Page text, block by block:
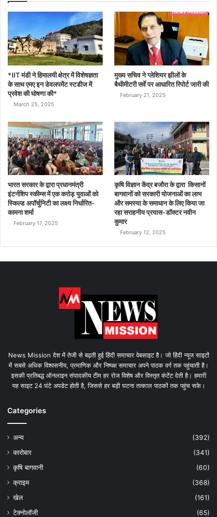
*IIT मंडी ने हिमालयी क्षेत्र में विशेषज्ञता
के साथ एमए इन डेवलपमेंट स्टडीज में
प्रवेश की घोषणा की*
March 25, 2025
मुख्य सचिव ने ग्लेशियर झीलों के
बैथीमीटरी सर्वे पर आधारित रिपोर्ट जारी की
February 21, 2025
भारत सरकार के द्वारा प्रधानमंत्री
इंटर्नशिप स्कीम्स में एक करोड़ युवाओं को
स्किल्ड अपॉर्चुनिटी का लक्ष्य निर्धारित-
कामना शर्मा
February 17, 2025
कृषि विज्ञान केंद्र बजौरा के द्वारा किसानों
बागवानों को सरकारी योजनाओं का लाभ
और समस्या के समाधान के लिए किया जा
रहा सराहनीय प्रयास-डॉक्टर नवीन
कुमार
February 12, 2025
News Mission देश में तेजी से बढ़ती हुई हिंदी समाचार वेबसाइट है। जो हिंदी न्यूज साइटों
में सबसे अधिक विश्वसनीय, प्रमाणिक और निष्पक्ष समाचार अपने पाठक वर्ग तक पहुंचाती है।
इसकी प्रतिबद्ध ऑनलाइन संपादकीय टीम हर रोज विशेष और विस्तृत कंटेंट देती है। हमारी
यह साइट 24 घंटे अपडेट होती है, जिससे हर बड़ी घटना तत्काल पाठकों तक पहुंच सके।
Categories
अन्य
(392)
कारोबार
(341)
कृषि बागवानी
(60)
क्राइम
(368)
खेल
(161)
टेक्नोलॉजी
(65)